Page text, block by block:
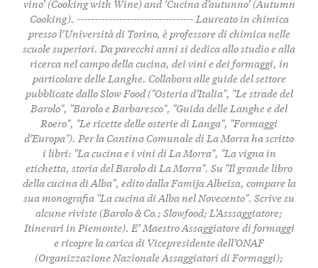
vino’ (Cooking with Wine) and ‘Cucina d’autunno’ (Autumn
Cooking). --------------------------------- Laureato in chimica
presso l’Università di Torino, è professore di chimica nelle
scuole superiori. Da parecchi anni si dedica allo studio e alla
ricerca nel campo della cucina, dei vini e dei formaggi, in
particolare delle Langhe. Collabora alle guide del settore
pubblicate dallo Slow Food ("Osteria d’Italia", "Le strade del
Barolo", "Barolo e Barbaresco", "Guida delle Langhe e del
Roero", "Le ricette delle osterie di Langa", "Formaggi
d’Europa"). Per la Cantina Comunale di La Morra ha scritto
i libri: "La cucina e i vini di La Morra", "La vigna in
etichetta, storia del Barolo di La Morra". Su "Il grande libro
della cucina di Alba", edito dalla Famija Albeisa, compare la
sua monografia "La cucina di Alba nel Novecento". Scrive su
alcune riviste (Barolo & Co.; Slowfood; L’Asssaggiatore;
Itinerari in Piemonte). E’ Maestro Assaggiatore di formaggi
e ricopre la carica di Vicepresidente dell’ONAF
(Organizzazione Nazionale Assaggiatori di Formaggi);